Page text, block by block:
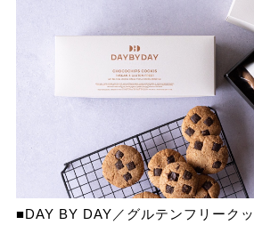
■DAY BY DAY／グルテンフリーク